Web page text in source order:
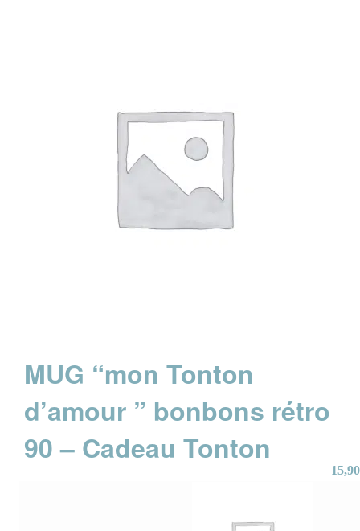
MUG “mon Tonton
d’amour ” bonbons rétro
90 – Cadeau Tonton
15,90